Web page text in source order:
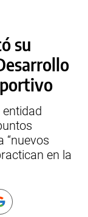
su
“nuevos
en la